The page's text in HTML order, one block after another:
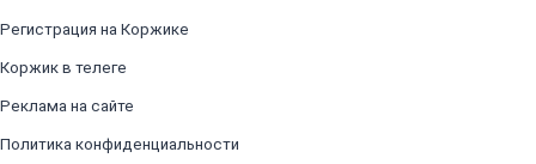
Регистрация на Коржике
Коржик в телеге
Реклама на сайте
Политика конфиденциальности